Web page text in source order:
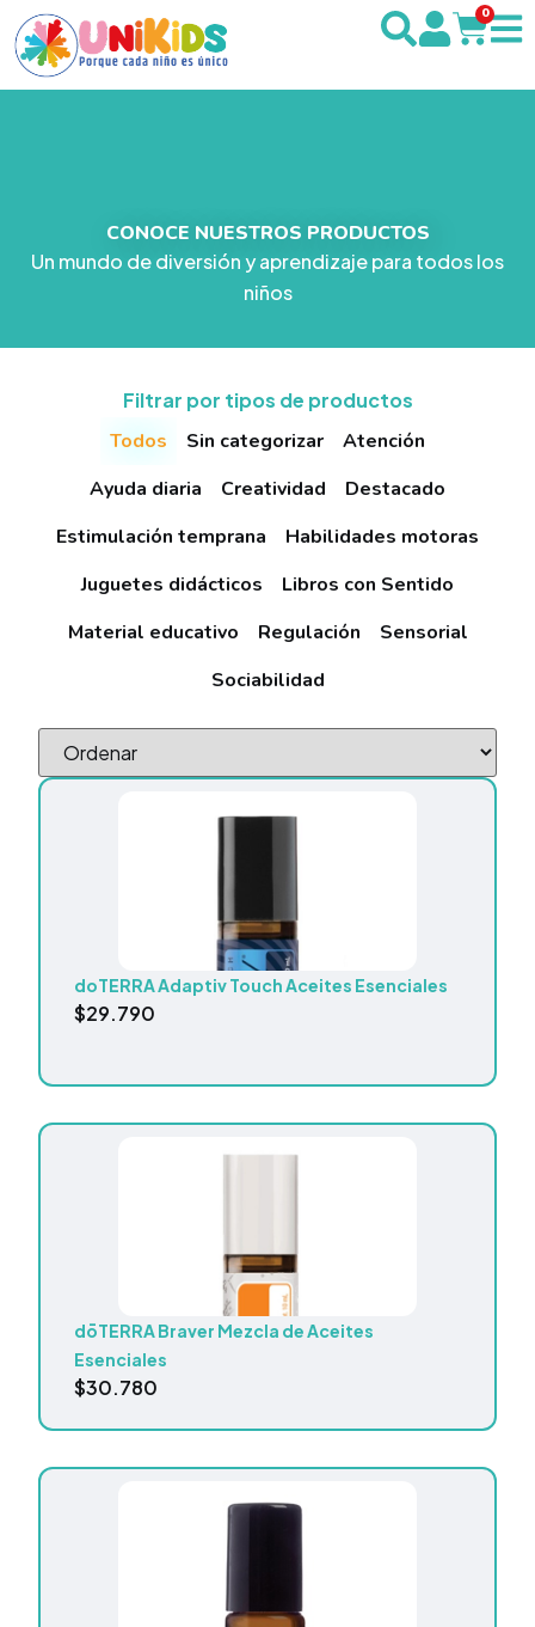
0
CONOCE NUESTROS PRODUCTOS
Un mundo de diversión y aprendizaje para todos los
niños
Filtrar por tipos de productos
Sin categorizar
Atención
Ayuda diaria
Creatividad
Destacado
Estimulación temprana
Habilidades motoras
Juguetes didácticos
Libros con Sentido
Material educativo
Regulación
Sensorial
Sociabilidad
Todos
doTERRA Adaptiv Touch Aceites Esenciales
$29.790
dōTERRA Braver Mezcla de Aceites
Esenciales
$30.780